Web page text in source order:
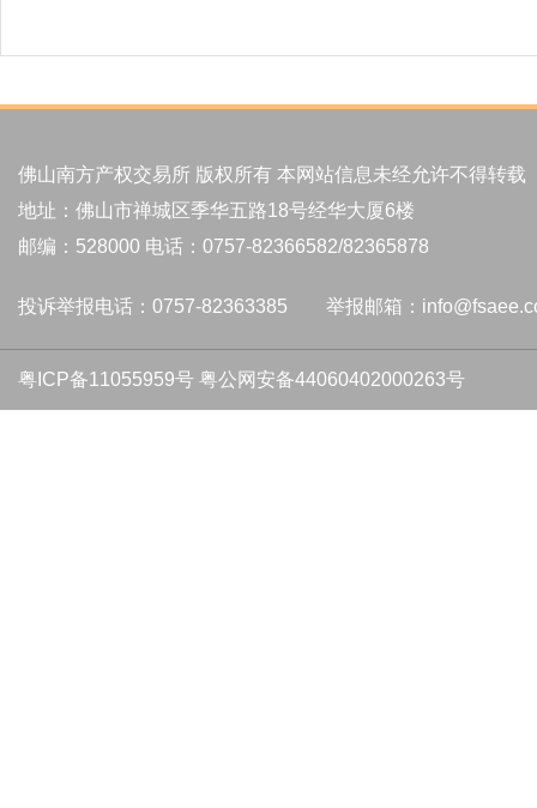
佛山南方产权交易所 版权所有 本网站信息未经允许不得转载
地址：佛山市禅城区季华五路18号经华大厦6楼
邮编：528000 电话：0757-82366582/82365878
投诉举报电话：0757-82363385 举报邮箱：
粤ICP备11055959号 粤公网安备44060402000263号